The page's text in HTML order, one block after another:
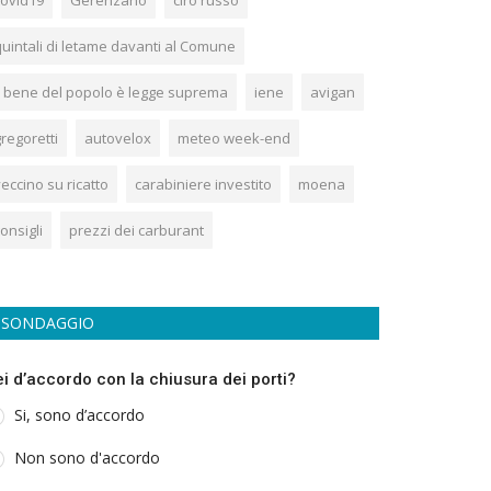
di letame davanti al Comune
bene del popolo è legge suprema iene avigan
autovelox meteo week-end
su ricatto carabiniere investito moena
prezzi dei carburant
SONDAGGIO
d’accordo con la chiusura dei porti?
Si, sono d’accordo
Non sono d'accordo